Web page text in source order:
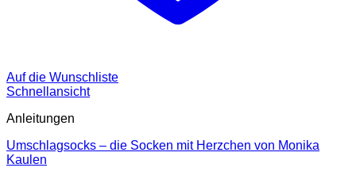
Auf die Wunschliste
Schnellansicht
Anleitungen
Umschlagsocks – die Socken mit Herzchen von Monika
Kaulen